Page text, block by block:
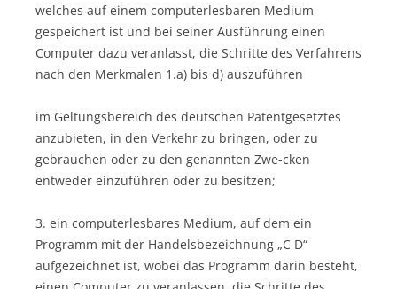
welches auf einem computerlesbaren Medium
gespeichert ist und bei seiner Ausführung einen
Computer dazu veranlasst, die Schritte des Verfahrens
nach den Merkmalen 1.a) bis d) auszuführen
im Geltungsbereich des deutschen Patentgesetztes
anzubieten, in den Verkehr zu bringen, oder zu
gebrauchen oder zu den genannten Zwe-cken
entweder einzuführen oder zu besitzen;
3. ein computerlesbares Medium, auf dem ein
Programm mit der Handelsbezeichnung „C D“
aufgezeichnet ist, wobei das Programm darin besteht,